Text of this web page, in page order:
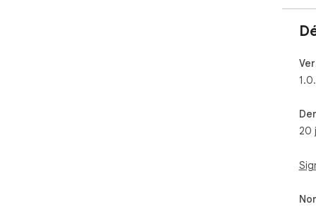
20